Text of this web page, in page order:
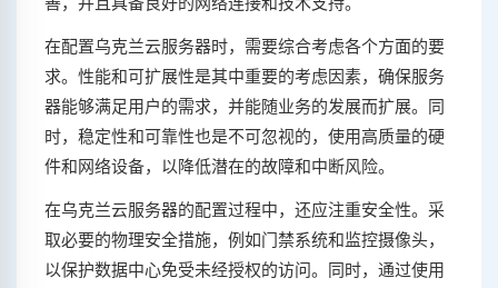
在配置乌克兰云服务器时，需要综合考虑各个方面的要
求。性能和可扩展性是其中重要的考虑因素，确保服务
器能够满足用户的需求，并能随业务的发展而扩展。同
时，稳定性和可靠性也是不可忽视的，使用高质量的硬
件和网络设备，以降低潜在的故障和中断风险。
在乌克兰云服务器的配置过程中，还应注重安全性。采
取必要的物理安全措施，例如门禁系统和监控摄像头，
以保护数据中心免受未经授权的访问。同时，通过使用